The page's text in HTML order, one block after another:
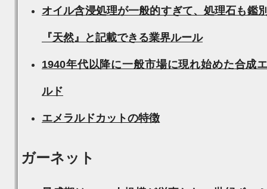
オイル含浸処理が一般的すぎて、処理石も鑑
『天然』と記載できる業界ルール
1940年代以降に一般市場に現れ始めた合成
ルド
エメラルドカットの特徴
ガーネット